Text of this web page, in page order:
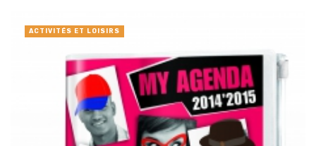
ACTIVITÉS ET LOISIRS